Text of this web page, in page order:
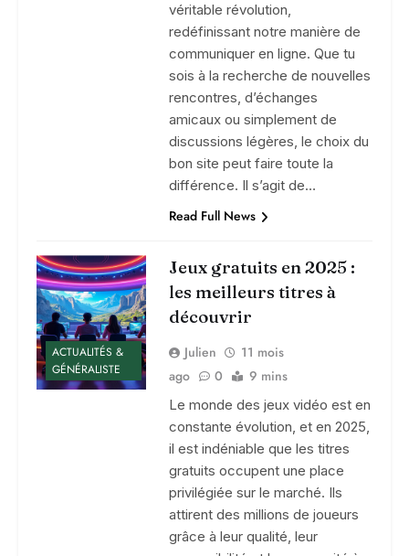
véritable révolution,
redéfinissant notre manière de
communiquer en ligne. Que tu
sois à la recherche de nouvelles
rencontres, d’échanges
amicaux ou simplement de
discussions légères, le choix du
bon site peut faire toute la
différence. Il s’agit de…
Read Full News
ACTUALITÉS &
GÉNÉRALISTE
Jeux gratuits en 2025 :
les meilleurs titres à
découvrir
Julien
11 mois
ago
0 9 mins
Le monde des jeux vidéo est en
constante évolution, et en 2025,
il est indéniable que les titres
gratuits occupent une place
privilégiée sur le marché. Ils
attirent des millions de joueurs
grâce à leur qualité, leur